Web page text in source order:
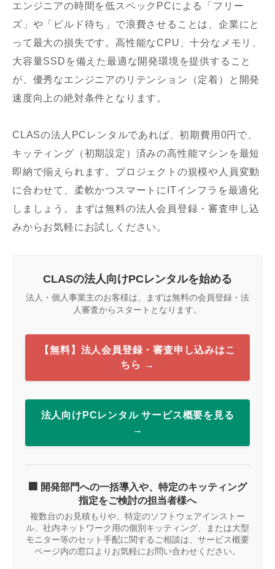
エンジニアの時間を低スペックPCによる「フリー
ズ」や「ビルド待ち」で浪費させることは、企業にと
って最大の損失です。高性能なCPU、十分なメモリ、
大容量SSDを備えた最適な開発環境を提供すること
が、優秀なエンジニアのリテンション（定着）と開発
速度向上の絶対条件となります。
CLASの法人PCレンタルであれば、初期費用0円で、
キッティング（初期設定）済みの高性能マシンを最短
即納で揃えられます。プロジェクトの規模や人員変動
に合わせて、柔軟かつスマートにITインフラを最適化
しましょう。まずは無料の法人会員登録・審査申し込
みからお気軽にお試しください。
CLASの法人向けPCレンタルを始める
法人・個人事業主のお客様は、まずは無料の会員登録・法
人審査からスタートとなります。
【無料】法人会員登録・審査申し込みはこ
ちら →
法人向けPCレンタル サービス概要を見る
→
🏢 開発部門への一括導入や、特定のキッティング
指定をご検討の担当者様へ
複数台のお見積もりや、特定のソフトウェアインストー
ル、社内ネットワーク用の個別キッティング、または大型
モニター等のセット手配に関するご相談は、サービス概要
ページ内の窓口よりお気軽にお問い合わせください。